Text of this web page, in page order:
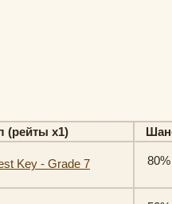
(рейты х1)
Key - Grade 7 80%